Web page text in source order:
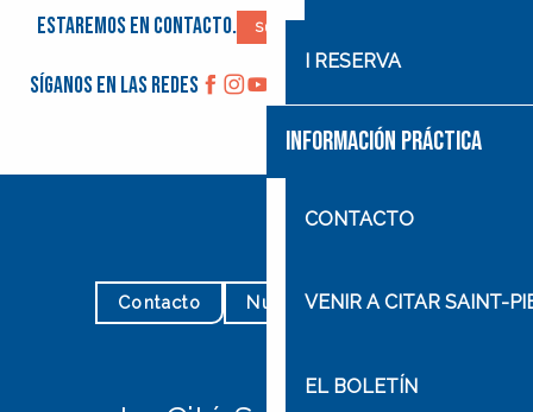
I RESERVA
INFORMACIÓN PRÁCTICA
CONTACTO
VENIR A CITAR SAINT-
EL BOLETÍN
Estaremos en contacto. Suscríbase a nuestro boletín
Síganos en las redes
Contacto Nuestros horarios